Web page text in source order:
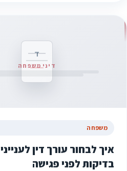
ד
דיני משפחה
משפחה
איך לבחור עורך דין
בדיקות לפני פגישה